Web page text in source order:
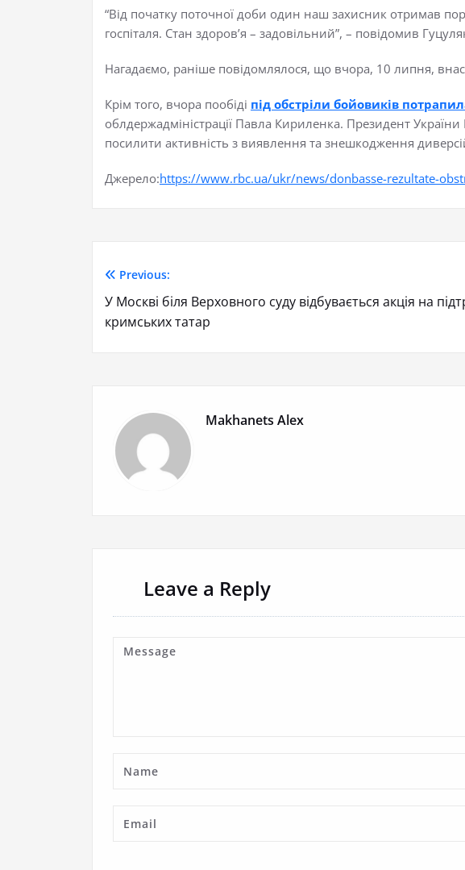
“Від початку поточної доби один наш захисник отримав
госпіталя. Стан здоров’я – задовільний”, – повідомив
Нагадаємо, раніше повідомлялося, що вчора, 10 липня,
Крім того, вчора пообіді під обстріли бойовиків
облдержадміністрації Павла Кириленка. Президент
посилити активність з виявлення та знешкодження
Джерело:https://www.rbc.ua/ukr/news/donbasse-rezultate-
Previous:
У Москві біля Верховного суду відбувається акція на
кримських татар
Makhanets Alex
Leave a Reply